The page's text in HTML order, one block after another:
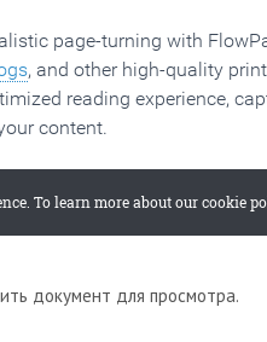
документ для просмотра.